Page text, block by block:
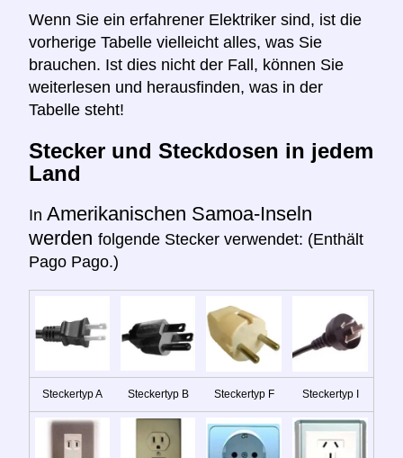
Wenn Sie ein erfahrener Elektriker sind, ist die
vorherige Tabelle vielleicht alles, was Sie
brauchen. Ist dies nicht der Fall, können Sie
weiterlesen und herausfinden, was in der
Tabelle steht!
Stecker und Steckdosen in jedem
Land
In Amerikanischen Samoa-Inseln
werden folgende Stecker verwendet: (Enthält
Pago Pago.)
Steckertyp A Steckertyp B Steckertyp F Steckertyp I